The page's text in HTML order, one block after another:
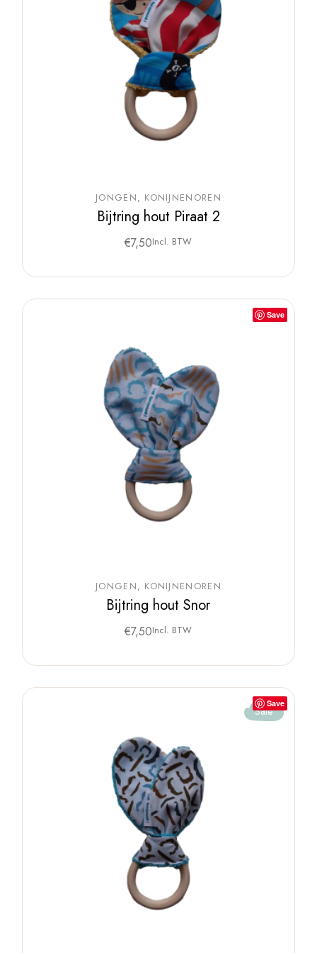
JONGEN KONIJNENOREN
Bijtring hout Piraat 2
€7,50Incl. BTW
Save
JONGEN KONIJNENOREN
Bijtring hout Snor
€7,50Incl. BTW
Save
Sale